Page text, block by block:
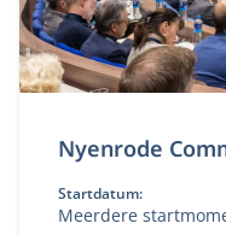
Nyenrode
Startdatum:
Meerdere